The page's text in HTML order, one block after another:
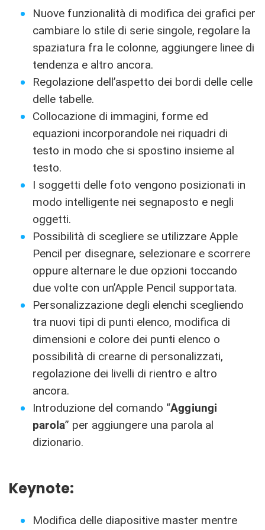
Nuove funzionalità di modifica dei grafici per
cambiare lo stile di serie singole, regolare la
spaziatura fra le colonne, aggiungere linee di
tendenza e altro ancora.
Regolazione dell’aspetto dei bordi delle celle
delle tabelle.
Collocazione di immagini, forme ed
equazioni incorporandole nei riquadri di
testo in modo che si spostino insieme al
testo.
I soggetti delle foto vengono posizionati in
modo intelligente nei segnaposto e negli
oggetti.
Possibilità di scegliere se utilizzare Apple
Pencil per disegnare, selezionare e scorrere
oppure alternare le due opzioni toccando
due volte con un’Apple Pencil supportata.
Personalizzazione degli elenchi scegliendo
tra nuovi tipi di punti elenco, modifica di
dimensioni e colore dei punti elenco o
possibilità di crearne di personalizzati,
regolazione dei livelli di rientro e altro
ancora.
Introduzione del comando “Aggiungi
parola” per aggiungere una parola al
dizionario.
Keynote:
Modifica delle diapositive master mentre